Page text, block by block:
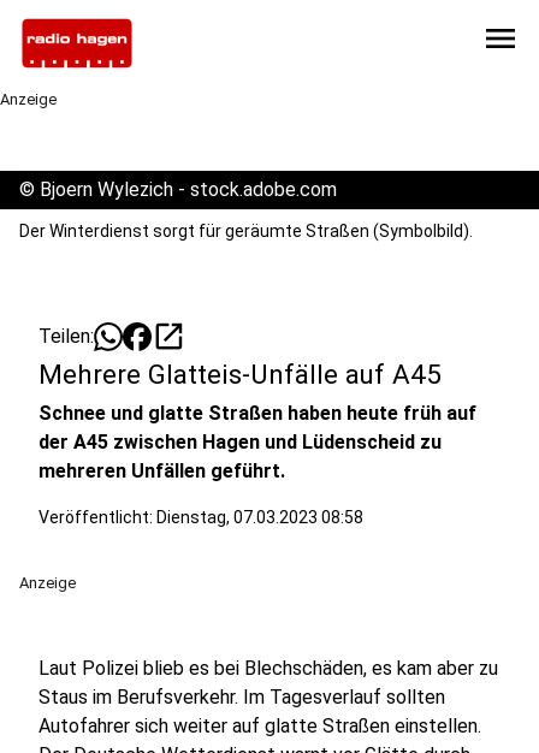
menu
Anzeige
© Bjoern Wylezich - stock.adobe.com
Der Winterdienst sorgt für geräumte Straßen (Symbolbild).
Teilen: open_in_new
Mehrere Glatteis-Unfälle auf A45
Schnee und glatte Straßen haben heute früh auf
der A45 zwischen Hagen und Lüdenscheid zu
mehreren Unfällen geführt.
Veröffentlicht: Dienstag, 07.03.2023 08:58
Anzeige
Laut Polizei blieb es bei Blechschäden, es kam aber zu
Staus im Berufsverkehr. Im Tagesverlauf sollten
Autofahrer sich weiter auf glatte Straßen einstellen.